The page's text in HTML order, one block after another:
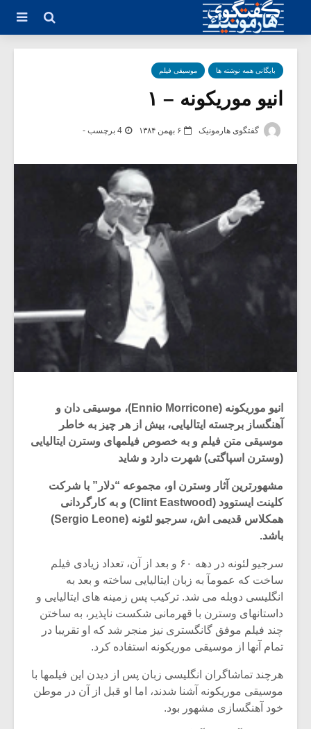
بایگانی همه نوشته ها موسیقی فیلم
انیو موریکونه – ۱
گفتگوی هارمونیک ۶ بهمن ۱۳۸۴ 4 برچسب -
انیو موریکونه (Ennio Morricone)، موسیقی دان و
آهنگساز برجسته ایتالیایی، بیش از هر چیز به خاطر
موسیقی متن فیلم و به خصوص فیلمهای وسترن ایتالیایی
(وسترن اسپاگتی) شهرت دارد و شاید
مشهورترین آثار وسترن او، مجموعه “دلار” با شرکت
کلینت ایستوود (Clint Eastwood) و به کارگردانی
همکلاس قدیمی اش، سرجیو لئونه (Sergio Leone)
باشد.
سرجیو لئونه در دهه ۶۰ و بعد از آن، تعداد زیادی فیلم
ساخت که عمومآ به زبان ایتالیایی ساخته و بعد به
انگلیسی دوبله می شد. ترکیب پس زمینه های ایتالیایی و
داستانهای وسترن با قهرمانی شکست ناپذیر، به ساختن
چند فیلم موفق گانگستری نیز منجر شد که او تقریبا در
تمام آنها از موسیقی موریکونه استفاده کرد.
هرچند تماشاگران انگلیسی زبان پس از دیدن این فیلمها با
موسیقی موریکونه آشنا شدند، اما او قبل از آن در موطن
خود آهنگسازی مشهور بود.